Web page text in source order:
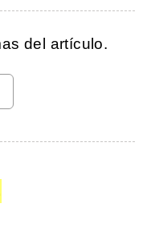
del artículo.